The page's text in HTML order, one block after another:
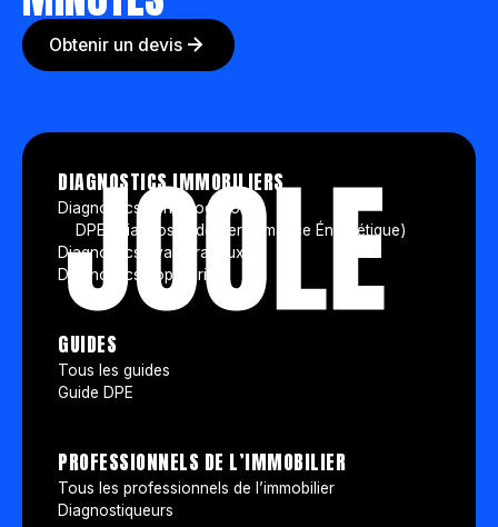
Obtenir un devis
DIAGNOSTICS IMMOBILIERS
Diagnostics vente/location
DPE (Diagnostic de Performance Énergétique)
Diagnostics avant travaux
Diagnostics copropriété
GUIDES
Tous les guides
Guide DPE
PROFESSIONNELS DE L’IMMOBILIER
Tous les professionnels de l’immobilier
Diagnostiqueurs